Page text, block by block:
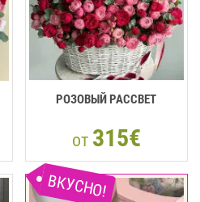
РОЗОВЫЙ РАССВЕТ
от 315€
ВКУСНО!